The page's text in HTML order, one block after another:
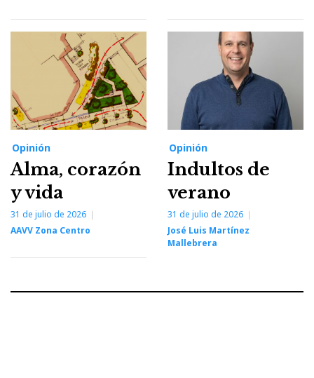
Opinión
Alma, corazón
y vida
31 de julio de 2026
AAVV Zona Centro
Opinión
Indultos de
verano
31 de julio de 2026
José Luis Martínez
Mallebrera